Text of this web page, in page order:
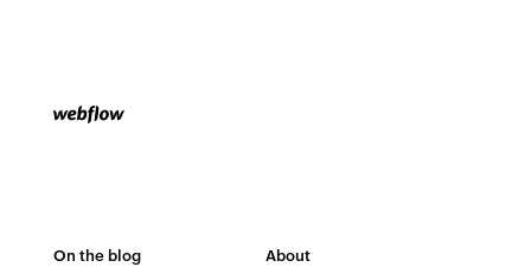
On the blog About